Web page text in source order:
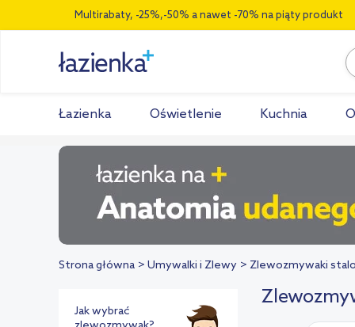
Multirabaty, -25%,-50% a nawet -70% na piąty produkt
Łazienka Oświetlenie Kuchnia
Strona główna Umywalki i Zlewy Zlewozmywaki
Jak wybrać